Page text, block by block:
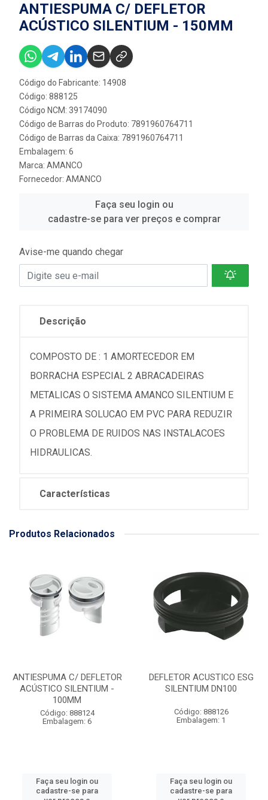
ANTIESPUMA C/ DEFLETOR
ACÚSTICO SILENTIUM - 150MM
Código do Fabricante: 14908
Código: 888125
Código NCM: 39174090
Código de Barras do Produto: 7891960764711
Código de Barras da Caixa: 7891960764711
Embalagem: 6
Marca: AMANCO
Fornecedor: AMANCO
Faça seu login ou
cadastre-se para ver preços e comprar
Avise-me quando chegar
Descrição
COMPOSTO DE : 1 AMORTECEDOR EM
BORRACHA ESPECIAL 2 ABRACADEIRAS
METALICAS O SISTEMA AMANCO SILENTIUM E
A PRIMEIRA SOLUCAO EM PVC PARA REDUZIR
O PROBLEMA DE RUIDOS NAS INSTALACOES
HIDRAULICAS.
Características
Produtos Relacionados
ANTIESPUMA C/ DEFLETOR
ACÚSTICO SILENTIUM -
100MM
Código: 888124
Embalagem: 6
Faça seu login ou
cadastre-se para
DEFLETOR ACUSTICO ESG
SILENTIUM DN100
Código: 888126
Embalagem: 1
Faça seu login ou
cadastre-se para